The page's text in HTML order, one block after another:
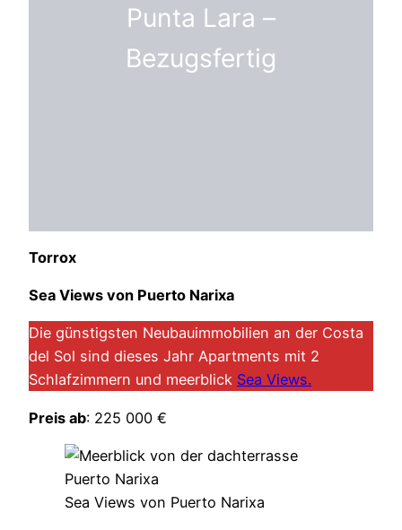
Punta Lara –
Bezugsfertig
Torrox
Sea Views von Puerto Narixa
Die günstigsten Neubauimmobilien an der Costa
del Sol sind dieses Jahr Apartments mit 2
Schlafzimmern und meerblick Sea Views.
Preis ab: 225 000 €
Sea Views von Puerto Narixa